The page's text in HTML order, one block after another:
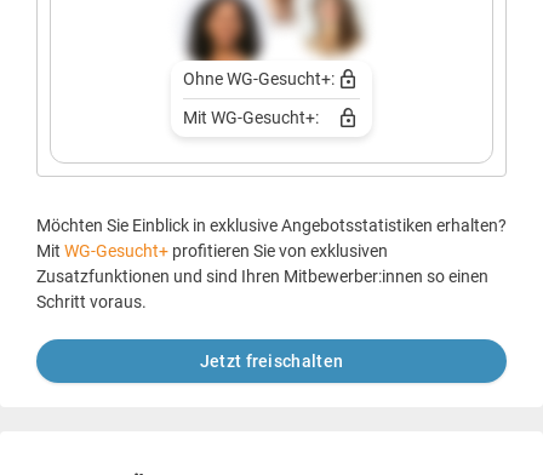
Ohne WG-Gesucht+:
Mit WG-Gesucht+:
Möchten Sie Einblick in exklusive Angebotsstatistiken erhalten?
Mit WG-Gesucht+ profitieren Sie von exklusiven
Zusatzfunktionen und sind Ihren Mitbewerber:innen so einen
Schritt voraus.
Jetzt freischalten